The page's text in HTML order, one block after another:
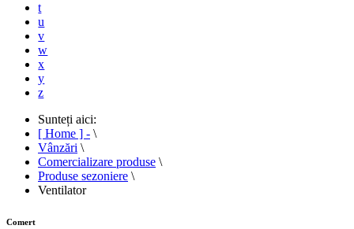
t
u
v
w
x
y
z
Sunteți aici:
[ Home ] - \
Vânzări \
Comercializare produse \
Produse sezoniere \
Ventilator
Comert